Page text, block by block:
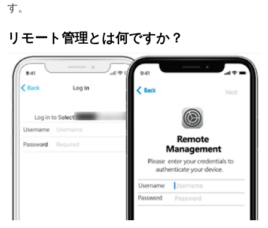
す。
リモート管理とは何ですか？